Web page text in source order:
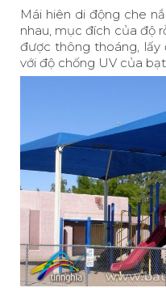
Mái hiên di động che
nhau, mục đích của độ
được thông thoáng, lấy
với độ chống UV của